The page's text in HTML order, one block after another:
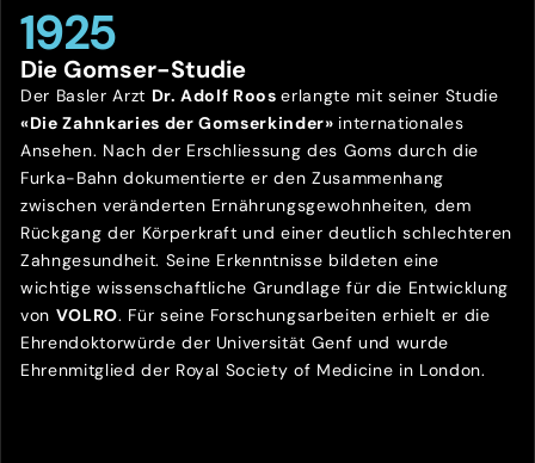
1925
Die Gomser-Studie
Der Basler Arzt Dr. Adolf Rooserlangte mit seiner Studie
«Die Zahnkaries der Gomserkinder» internationales
Ansehen. Nach der Erschliessung des Goms durch die
Furka-Bahn dokumentierte er den Zusammenhang
zwischen veränderten Ernährungsgewohnheiten, dem
Rückgang der Körperkraft und einer deutlich schlechteren
Zahngesundheit. Seine Erkenntnisse bildeten eine
wichtige wissenschaftliche Grundlage für die Entwicklung
von VOLRO. Für seine Forschungsarbeiten erhielt er die
Ehrendoktorwürde der Universität Genf und wurde
Ehrenmitglied der Royal Society of Medicine in London.